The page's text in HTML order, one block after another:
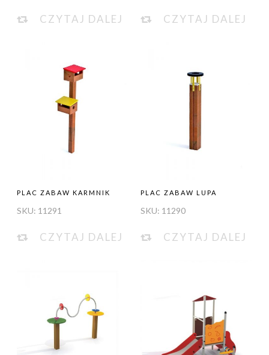
CZYTAJ DALEJ CZYTAJ DALEJ
PLAC ZABAW KARMNIK
SKU: 11291
CZYTAJ DALEJ
PLAC ZABAW LUPA
SKU: 11290
CZYTAJ DALEJ